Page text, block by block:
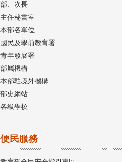
部、次長
主任秘書室
本部各單位
國民及學前教育署
青年發展署
部屬機構
本部駐境外機構
部史網站
各級學校
便民服務